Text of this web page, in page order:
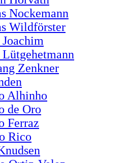
Nockemann
Wildförster
Zenkner
Alhinho
de Oro
Ferraz
Rico